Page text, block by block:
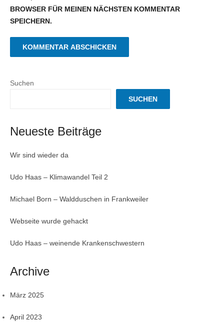
BROWSER FÜR MEINEN NÄCHSTEN KOMMENTAR
SPEICHERN.
Suchen
SUCHEN
Neueste Beiträge
Wir sind wieder da
Udo Haas – Klimawandel Teil 2
Michael Born – Waldduschen in Frankweiler
Webseite wurde gehackt
Udo Haas – weinende Krankenschwestern
Archive
März 2025
April 2023